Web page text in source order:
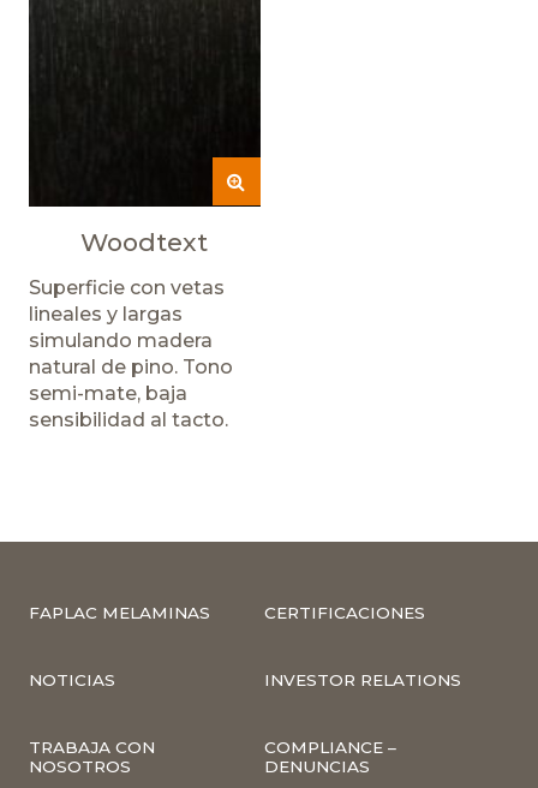
Woodtext
Superficie con vetas
lineales y largas
simulando madera
natural de pino. Tono
semi-mate, baja
sensibilidad al tacto.
FAPLAC MELAMINAS CERTIFICACIONES
NOTICIAS INVESTOR RELATIONS
TRABAJA CON
NOSOTROS
COMPLIANCE –
DENUNCIAS